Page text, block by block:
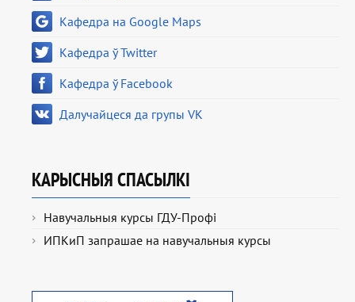
Кафедра на Google Maps
Кафедра ў Twitter
Кафедра ў Facebook
Далучайцеся да групы VK
КАРЫСНЫЯ СПАСЫЛКІ
Навучальныя курсы ГДУ-Профі
ИПКиП запрашае на навучальныя курсы